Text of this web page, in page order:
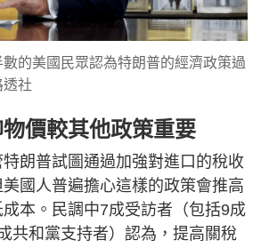
的美國民眾認為特朗普的經濟政策過
社
價較其他政策重要
朗普試圖通過加強對進口的稅收
國人普遍擔心這樣的政策會推高
本。民調中7成受訪者（包括9成
共和黨支持者）認為，提高關稅